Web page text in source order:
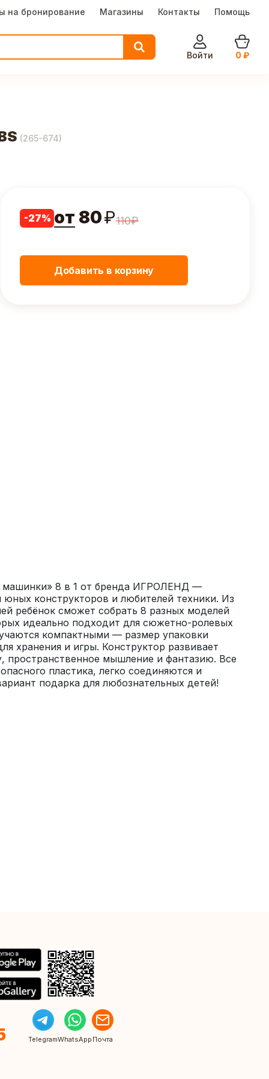
на бронирование Магазины Контакты Помощь
Войти 0 ₽
(265-674)
-27% от 80₽110₽
Добавить в корзину
машинки» 8 в 1 от бренда ИГРОЛЕНД —
юных конструкторов и любителей техники. Из
ребёнок сможет собрать 8 разных моделей
идеально подходит для сюжетно-ролевых
компактными — размер упаковки
хранения и игры. Конструктор развивает
пространственное мышление и фантазию. Все
пластика, легко соединяются и
подарка для любознательных детей!
TelegramWhatsApp Почта